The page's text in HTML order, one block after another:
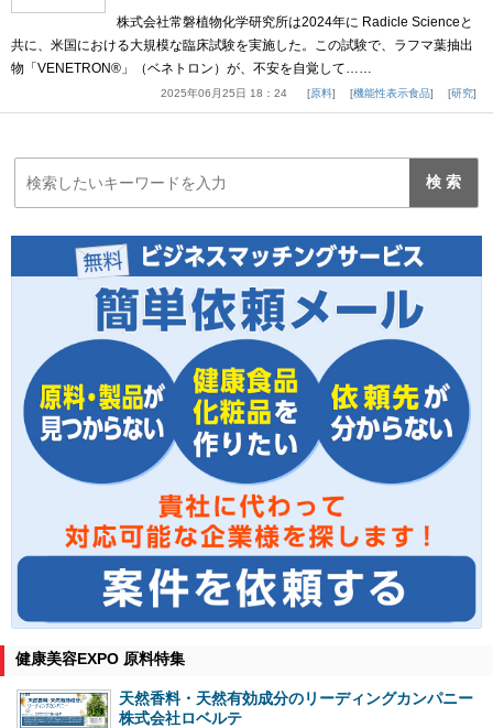
株式会社常磐植物化学研究所は2024年に Radicle Scienceと
共に、米国における大規模な臨床試験を実施した。この試験で、ラフマ葉抽出
物「VENETRON®」（ベネトロン）が、不安を自覚して……
2025年06月25日 18：24 原料 機能性表示食品 研究
健康美容EXPO 原料特集
天然香料・天然有効成分のリーディングカンパニー
株式会社ロベルテ